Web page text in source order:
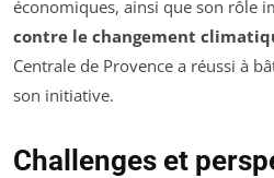
économiques, ainsi que son rôle
contre le changement
Centrale de Provence a réussi à
son initiative.
Challenges et